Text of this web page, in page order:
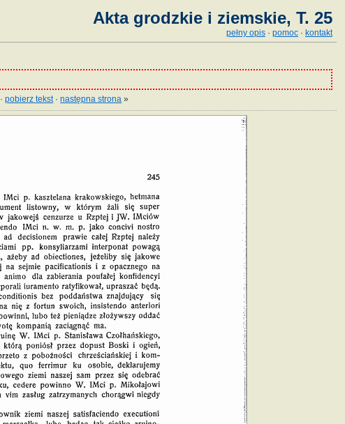
Akta grodzkie i ziemskie, T. 25
pełny opis · pomoc · kontakt
·pobierz tekst·następna strona »